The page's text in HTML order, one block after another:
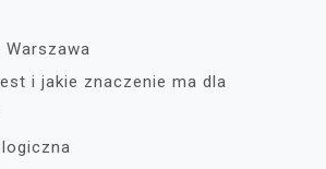
Warszawa
i jakie znaczenie ma dla